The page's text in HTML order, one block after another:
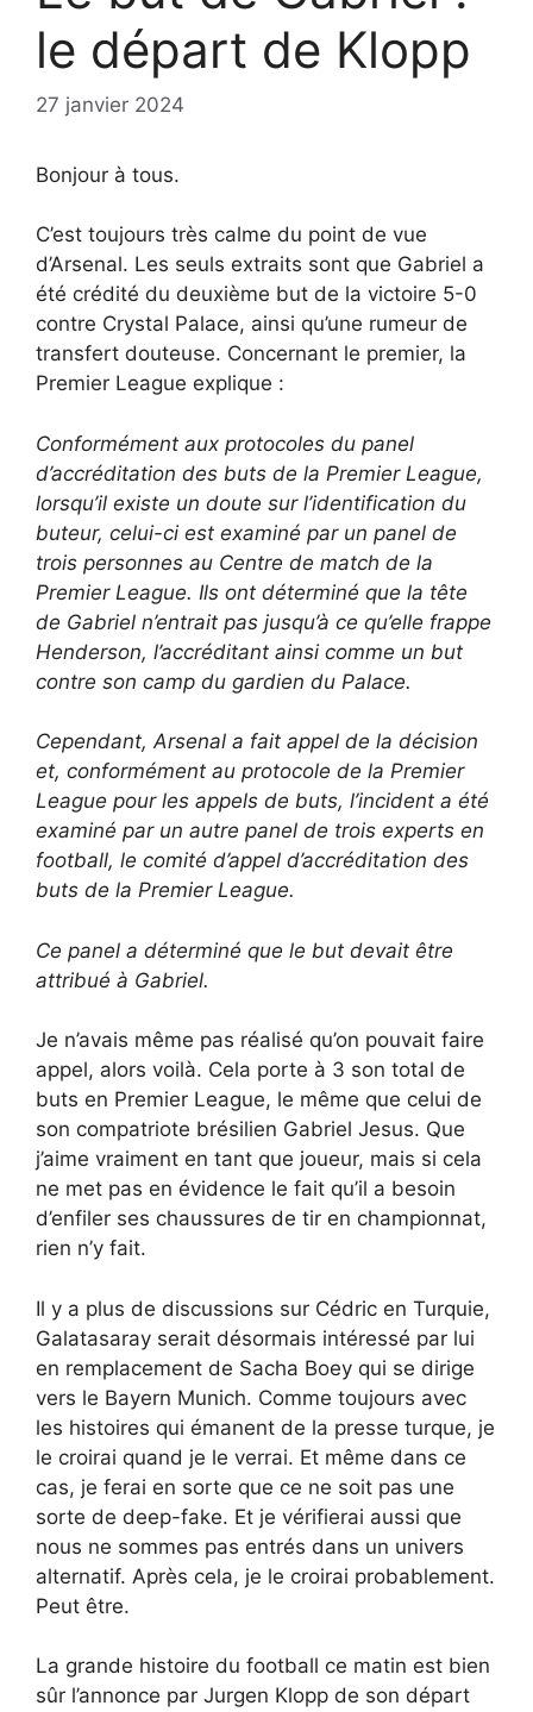
le départ de Klopp
27 janvier 2024
Bonjour à tous.
C’est toujours très calme du point de vue
d’Arsenal. Les seuls extraits sont que Gabriel a
été crédité du deuxième but de la victoire 5-0
contre Crystal Palace, ainsi qu’une rumeur de
transfert douteuse. Concernant le premier, la
Premier League explique :
Conformément aux protocoles du panel
d’accréditation des buts de la Premier League,
lorsqu’il existe un doute sur l’identification du
buteur, celui-ci est examiné par un panel de
trois personnes au Centre de match de la
Premier League. Ils ont déterminé que la tête
de Gabriel n’entrait pas jusqu’à ce qu’elle frappe
Henderson, l’accréditant ainsi comme un but
contre son camp du gardien du Palace.
Cependant, Arsenal a fait appel de la décision
et, conformément au protocole de la Premier
League pour les appels de buts, l’incident a été
examiné par un autre panel de trois experts en
football, le comité d’appel d’accréditation des
buts de la Premier League.
Ce panel a déterminé que le but devait être
attribué à Gabriel.
Je n’avais même pas réalisé qu’on pouvait faire
appel, alors voilà. Cela porte à 3 son total de
buts en Premier League, le même que celui de
son compatriote brésilien Gabriel Jesus. Que
j’aime vraiment en tant que joueur, mais si cela
ne met pas en évidence le fait qu’il a besoin
d’enfiler ses chaussures de tir en championnat,
rien n’y fait.
Il y a plus de discussions sur Cédric en Turquie,
Galatasaray serait désormais intéressé par lui
en remplacement de Sacha Boey qui se dirige
vers le Bayern Munich. Comme toujours avec
les histoires qui émanent de la presse turque, je
le croirai quand je le verrai. Et même dans ce
cas, je ferai en sorte que ce ne soit pas une
sorte de deep-fake. Et je vérifierai aussi que
nous ne sommes pas entrés dans un univers
alternatif. Après cela, je le croirai probablement.
Peut être.
La grande histoire du football ce matin est bien
sûr l’annonce par Jurgen Klopp de son départ